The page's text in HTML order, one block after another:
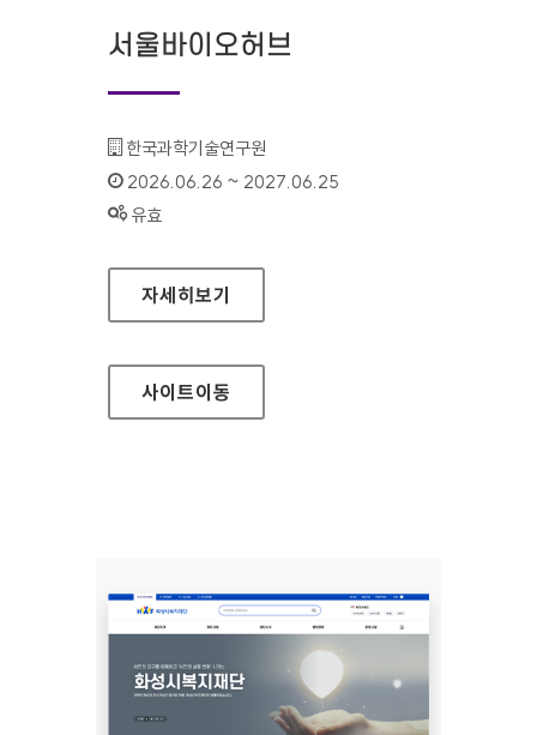
서울바이오허브
기관명 :
한국과학기술연구원
인증기간 :
2026.06.26 ~ 2027.06.25
상태 :
유효
서울바이오허브
자세히보기
사이트이동